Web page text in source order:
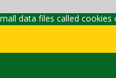
data files called